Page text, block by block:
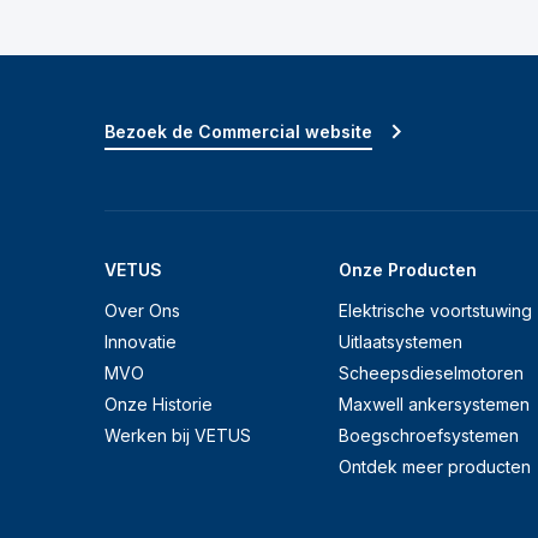
VETUS
Over Ons
Innovatie
MVO
Onze Historie
Werken bij VETUS
Onze Producten
Elektrische voortstuwing
Uitlaatsystemen
Scheepsdieselmotoren
Maxwell ankersystemen
Boegschroefsystemen
Ontdek meer producten
Bezoek de Commercial website